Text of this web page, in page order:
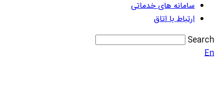
سامانه های خدماتی
ارتباط با اتاق
Search
En